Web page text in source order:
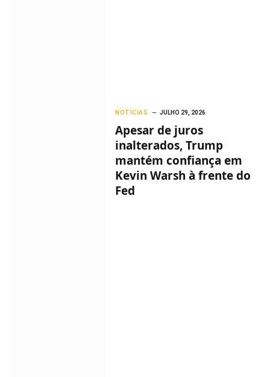
NOTÍCIAS JULHO 29, 2026
Apesar de juros
inalterados, Trump
mantém confiança em
Kevin Warsh à frente do
Fed